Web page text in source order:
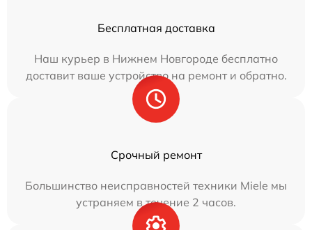
Бесплатная доставка
Наш курьер в Нижнем Новгороде бесплатно
доставит ваше устройство на ремонт и обратно.
Срочный ремонт
Большинство неисправностей техники Miele мы
устраняем в течение 2 часов.